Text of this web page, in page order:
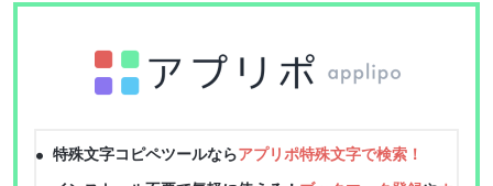
特殊文字コピペツールならアプリポ特殊文字で検索！